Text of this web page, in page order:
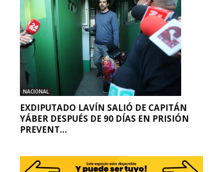
NACIONAL
EXDIPUTADO LAVÍN SALIÓ DE CAPITÁN
YÁBER DESPUÉS DE 90 DÍAS EN PRISIÓN
PREVENT...